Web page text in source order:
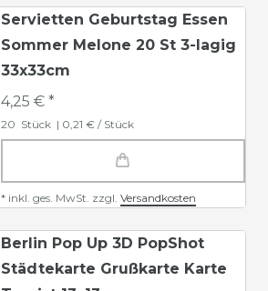
Servietten Geburtstag Essen
Sommer Melone 20 St 3-lagig
33x33cm
4,25 € *
20 Stück | 0,21 € / Stück
* inkl. ges. MwSt. zzgl. Versandkosten
Berlin Pop Up 3D PopShot
Städtekarte Grußkarte Karte